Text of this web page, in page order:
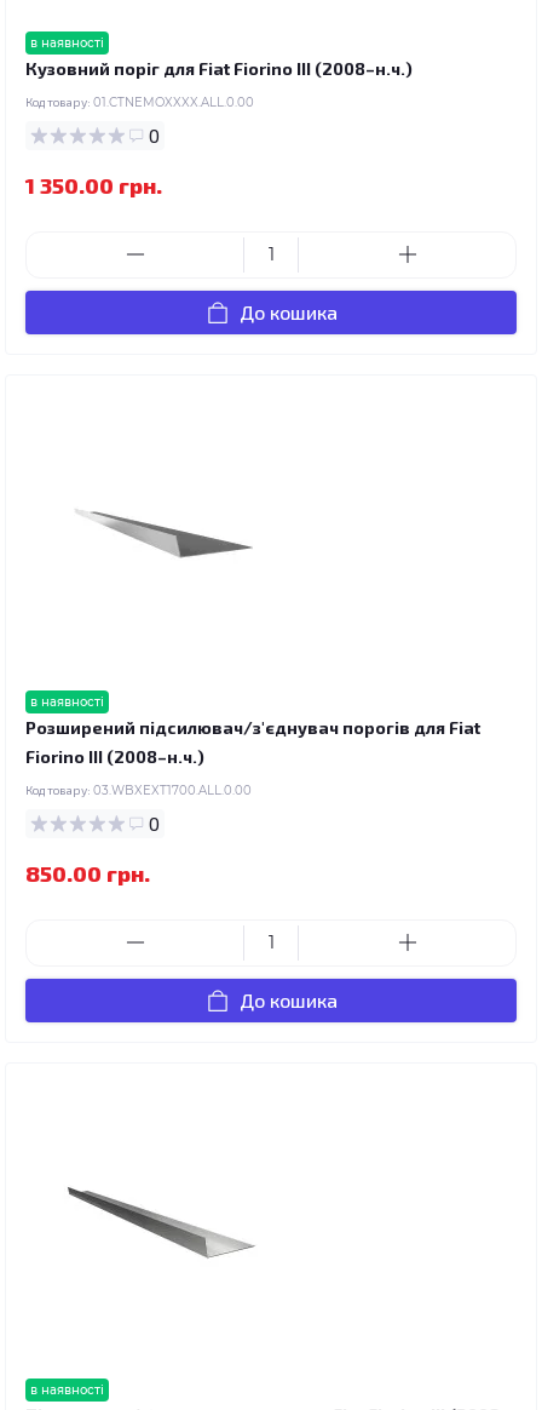
в наявності
Кузовний поріг для Fiat Fiorino III (2008–н.ч.)
Код товару: 01.CTNEMOXXXX.ALL.0.00
0
1 350.00 грн.
До кошика
в наявності
Розширений підсилювач/з'єднувач порогів для Fiat
Fiorino III (2008–н.ч.)
Код товару: 03.WBXEXT1700.ALL.0.00
0
850.00 грн.
До кошика
в наявності